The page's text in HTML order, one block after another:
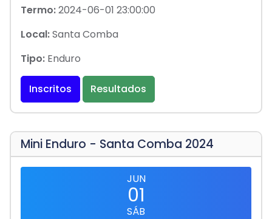
Termo:2024-06-01 23:00:00
Local:Santa Comba
Tipo: Enduro
Inscritos Resultados
Mini Enduro - Santa Comba 2024
JUN
01
SÁB